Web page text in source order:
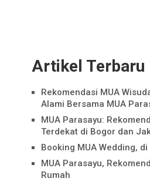
Artikel Terbaru
Rekomendasi MUA
Alami Bersama MUA
MUA Parasayu:
Terdekat di Bogor dan
Booking MUA Wedding,
MUA Parasayu,
Rumah